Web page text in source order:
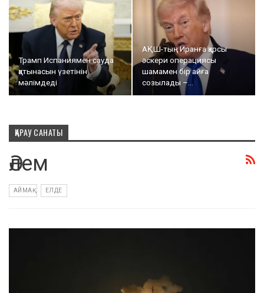
Трамп Испаниямен сауда
қатынасын үзетінін
мәлімдеді
АҚШ-тың Иранға қарсы
әскери операциясы
шамамен бір айға
созылады –…
ҚАРАУ САНАТЫ
Әлем
АЙМАҚ ЕЛДЕ